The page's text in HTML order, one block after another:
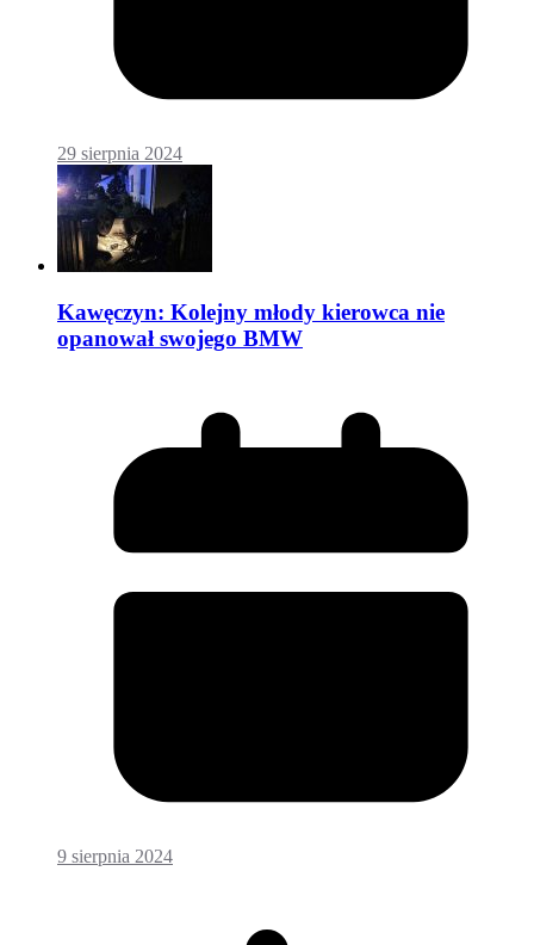
29 sierpnia 2024
Kawęczyn: Kolejny młody kierowca nie
opanował swojego BMW
9 sierpnia 2024